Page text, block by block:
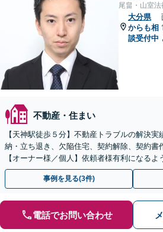
尾畠・山室
大分県
からも相
談受付中
不動産・住まい
【天神駅徒歩５分】不動産トラブルの解決
納・立ち退き、欠陥住宅、契約解除、契約書
【オーナー様／個人】依頼者様有利になる
交渉いたします。まずは電話相談からお越し
事例を見る(3件)
電話でお問い合わせ